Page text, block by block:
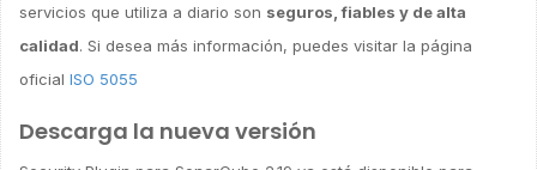
servicios que utiliza a diario son seguros, fiables y de alta
calidad. Si desea más información, puedes visitar la página
oficial ISO 5055
Descarga la nueva versión